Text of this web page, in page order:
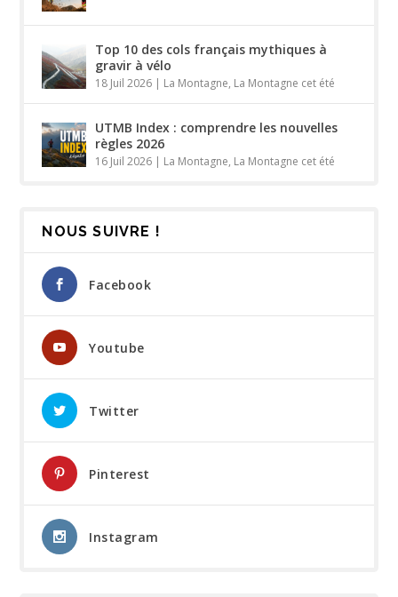
Top 10 des cols français mythiques à
gravir à vélo
18 Juil 2026 | La Montagne, La Montagne cet été
UTMB Index : comprendre les nouvelles
règles 2026
16 Juil 2026 | La Montagne, La Montagne cet été
NOUS SUIVRE !
Facebook
Youtube
Twitter
Pinterest
Instagram